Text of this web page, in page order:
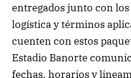
entregados junto con
logística y términos
cuenten con estos
Estadio Banorte
fechas, horarios y